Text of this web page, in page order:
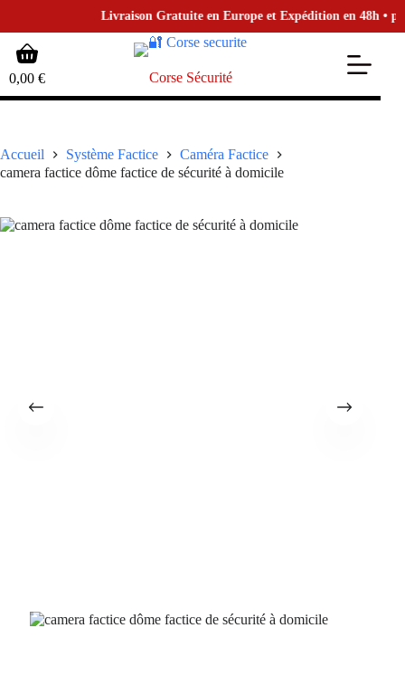
Livraison Gratuite en Europe et Expédition en 48h •
contenu
Panier
d’achat
0,00 € Corse Sécurité
Accueil Système Factice
Caméra Factice
camera factice dôme factice de sécurité à domicile